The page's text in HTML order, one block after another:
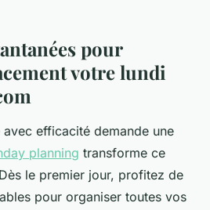
pour
votre lundi
avec efficacité demande une
planning transforme ce
le premier jour, profitez de
pour organiser toutes vos